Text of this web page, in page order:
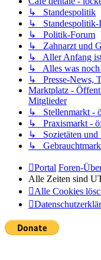
↳ Standespolitik
↳ Standespolitik-
↳ Politik-Forum
↳ Zahnarzt und
↳ Aller Anfang
↳ Alles was noch
↳ Presse-News,
Marktplatz -
Mitglieder
↳ Stellenmarkt -
↳ Praxismarkt -
↳ Sozietäten und
↳
Portal Foren-
Alle Zeiten sind
Alle Cookies